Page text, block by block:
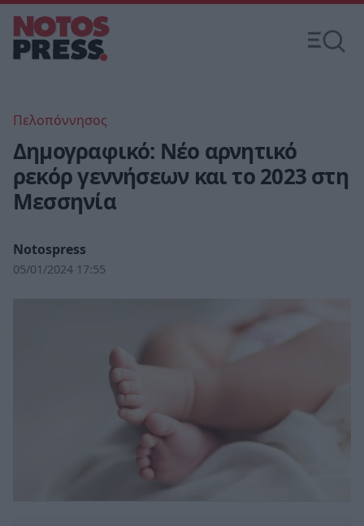
Πελοπόννησος
Δημογραφικό: Νέο αρνητικό
ρεκόρ γεννήσεων και το 2023 στη
Μεσσηνία
Notospress
05/01/2024 17:55